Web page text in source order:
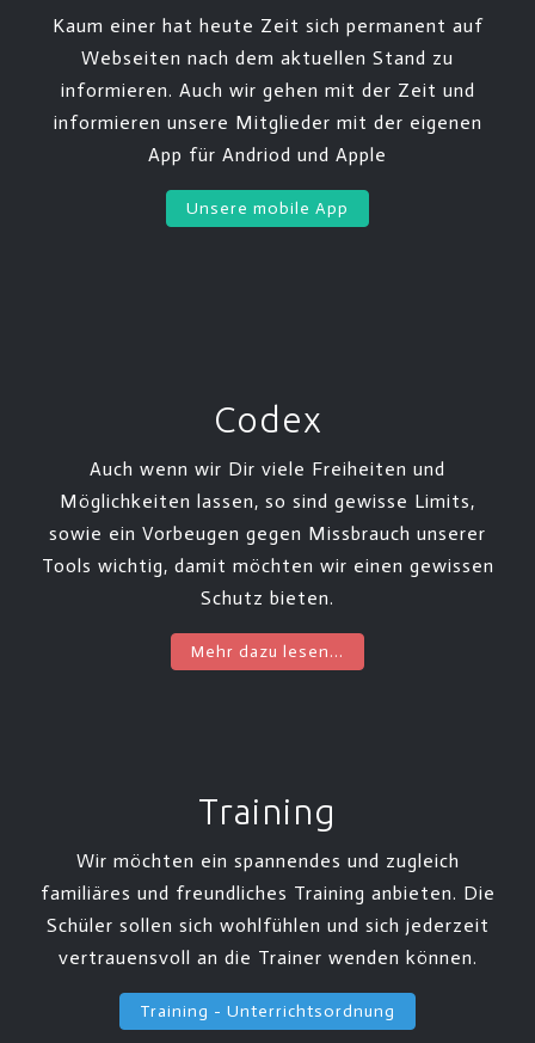
Kaum einer hat heute Zeit sich permanent auf
Webseiten nach dem aktuellen Stand zu
informieren. Auch wir gehen mit der Zeit und
informieren unsere Mitglieder mit der eigenen
App für Andriod und Apple
Unsere mobile App
Codex
Auch wenn wir Dir viele Freiheiten und
Möglichkeiten lassen, so sind gewisse Limits,
sowie ein Vorbeugen gegen Missbrauch unserer
Tools wichtig, damit möchten wir einen gewissen
Schutz bieten.
Mehr dazu lesen...
Training
Wir möchten ein spannendes und zugleich
familiäres und freundliches Training anbieten. Die
Schüler sollen sich wohlfühlen und sich jederzeit
vertrauensvoll an die Trainer wenden können.
Training - Unterrichtsordnung